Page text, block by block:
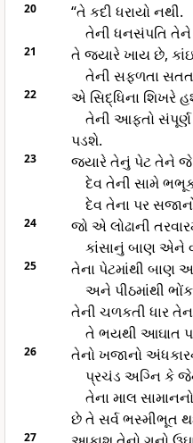
20
“તે કદી ધરાયો નથી.
તેની ધનસંપતિ
21
તે જ્યારે ખાય છે,
તેની સફળતા સતત
22
એ સિદ્ધિના શિખરે
તેની આફતો સંપૂર્ણ
પડશે.
23
જ્યારે તેનું પેટ તેને
દેવ તેની સામે
દેવ તેના પર
24
જો એ લોઢાની
કાંસાનું બાણ એને
25
તેના પેટમાંથી બાણ
અને પીઠમાંથી
તેની ચળકતી ધાર
તે ભયથી આઘાત
26
તેનો ખજાનો
પ્રચંડ અગ્નિ કે
તેના માલ
છે તે સર્વ ભસ્મીભૂત
27